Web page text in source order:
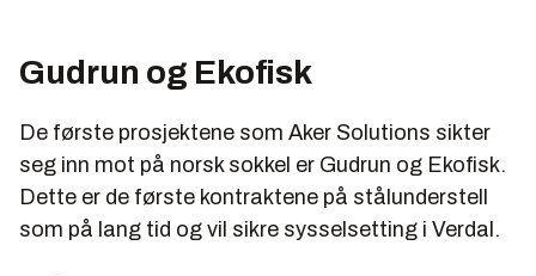
Gudrun og Ekofisk
De første prosjektene som Aker Solutions sikter
seg inn mot på norsk sokkel er Gudrun og Ekofisk.
Dette er de første kontraktene på stålunderstell
som på lang tid og vil sikre sysselsetting i Verdal.